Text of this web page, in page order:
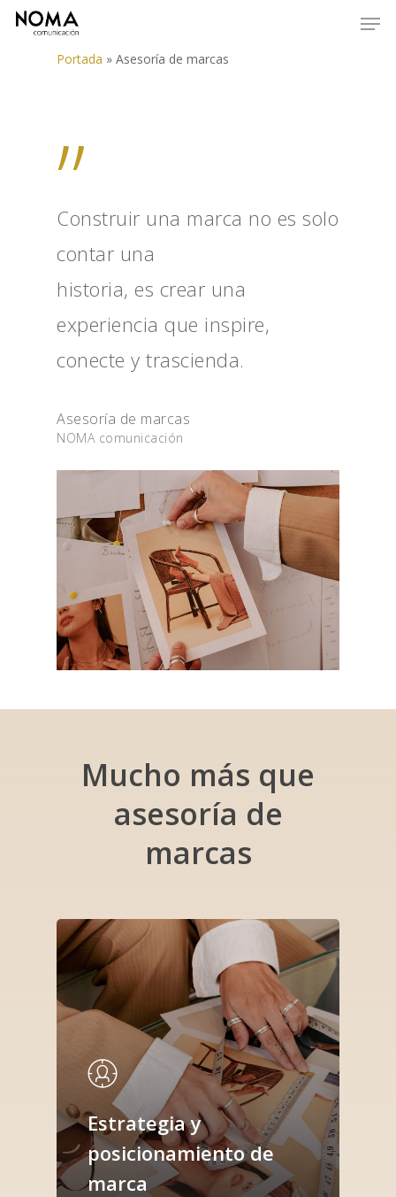
Portada » Asesoría de marcas
”
Construir una marca no es solo
contar una
historia, es crear una
experiencia que inspire,
conecte y trascienda.
Asesoría de marcas
NOMA comunicación
Mucho más que
asesoría de
marcas
Estrategia y
posicionamiento de
marca